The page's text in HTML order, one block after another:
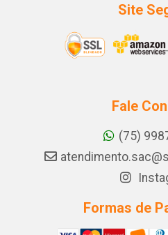
Site
Fale
(75)
Formas de